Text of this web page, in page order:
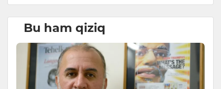
Bu ham qiziq